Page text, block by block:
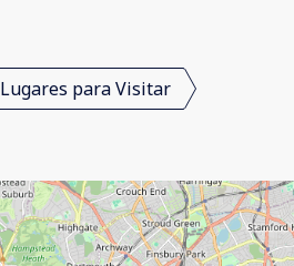
Lugares para Visitar